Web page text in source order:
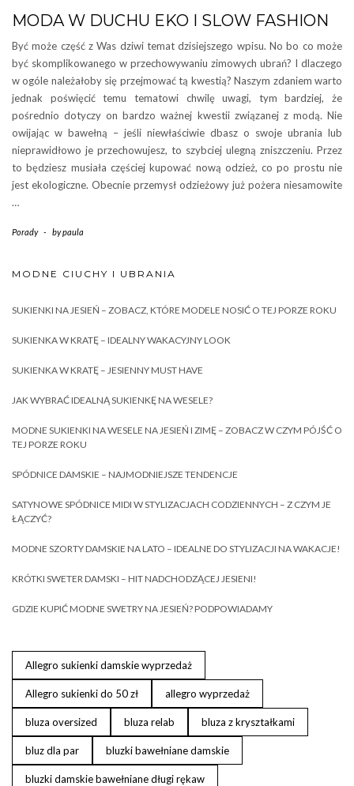
MODA W DUCHU EKO I SLOW FASHION
Być może część z Was dziwi temat dzisiejszego wpisu. No bo co może
być skomplikowanego w przechowywaniu zimowych ubrań? I dlaczego
w ogóle należałoby się przejmować tą kwestią? Naszym zdaniem warto
jednak poświęcić temu tematowi chwilę uwagi, tym bardziej, że
pośrednio dotyczy on bardzo ważnej kwestii związanej z modą. Nie
owijając w bawełną – jeśli niewłaściwie dbasz o swoje ubrania lub
nieprawidłowo je przechowujesz, to szybciej ulegną zniszczeniu. Przez
to będziesz musiała częściej kupować nową odzież, co po prostu nie
jest ekologiczne. Obecnie przemysł odzieżowy już pożera niesamowite
…
Porady - bypaula
MODNE CIUCHY I UBRANIA
SUKIENKI NA JESIEŃ – ZOBACZ, KTÓRE MODELE NOSIĆ O TEJ PORZE ROKU
SUKIENKA W KRATĘ – IDEALNY WAKACYJNY LOOK
SUKIENKA W KRATĘ – JESIENNY MUST HAVE
JAK WYBRAĆ IDEALNĄ SUKIENKĘ NA WESELE?
MODNE SUKIENKI NA WESELE NA JESIEŃ I ZIMĘ – ZOBACZ W CZYM PÓJŚĆ O
TEJ PORZE ROKU
SPÓDNICE DAMSKIE – NAJMODNIEJSZE TENDENCJE
SATYNOWE SPÓDNICE MIDI W STYLIZACJACH CODZIENNYCH – Z CZYM JE
ŁĄCZYĆ?
MODNE SZORTY DAMSKIE NA LATO – IDEALNE DO STYLIZACJI NA WAKACJE!
KRÓTKI SWETER DAMSKI – HIT NADCHODZĄCEJ JESIENI!
GDZIE KUPIĆ MODNE SWETRY NA JESIEŃ? PODPOWIADAMY
Allegro sukienki damskie wyprzedaż
Allegro sukienki do 50 zł allegro wyprzedaż
bluza oversized bluza relab bluza z kryształkami
bluz dla par bluzki bawełniane damskie
bluzki damskie bawełniane długi rękaw